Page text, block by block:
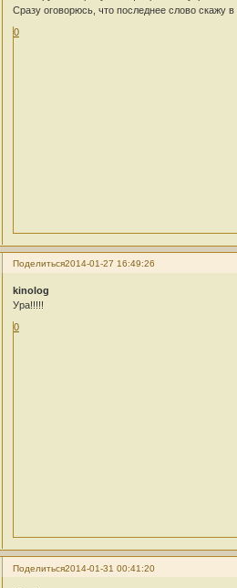
Сразу оговорюсь, что последнее слово скажу в
0
Поделиться2014-01-27 16:49:26
kinolog
Ура!!!!!
0
Поделиться2014-01-31 00:41:20